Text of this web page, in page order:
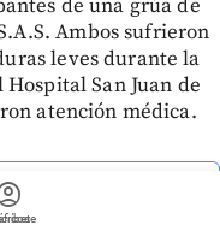
de una grúa de
Ambos sufrieron
leves durante la
San Juan de
atención médica.
desde Google